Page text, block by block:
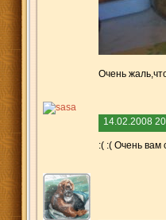
Очень
14.02.2008
:( :( Очень вам